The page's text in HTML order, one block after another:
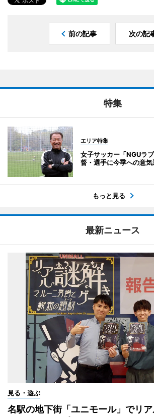
前の記事 次の記
特集
エリア特集
女子サッカー「NGUラ
督・選手に今季への意気
もっと見る
最新ニュース
見る・遊ぶ
名駅の地下街「ユニモール」でリ